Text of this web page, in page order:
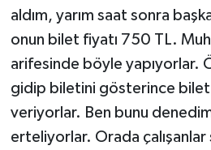
aldım, yarım saat sonra
onun bilet fiyatı 750 TL.
arifesinde böyle yapıyorlar.
gidip biletini gösterince bilet
veriyorlar. Ben bunu
erteliyorlar. Orada